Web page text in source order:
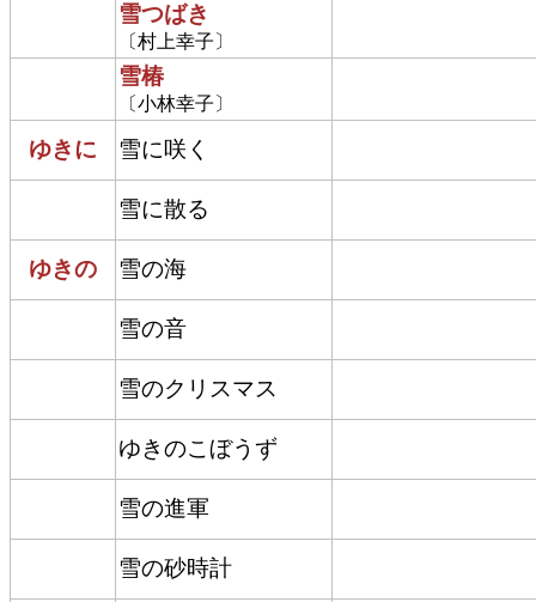
雪つばき
〔村上幸子〕
雪椿
〔小林幸子〕
ゆきに 雪に咲く
雪に散る
ゆきの 雪の海
雪の音
雪のクリスマス
ゆきのこぼうず
雪の進軍
雪の砂時計